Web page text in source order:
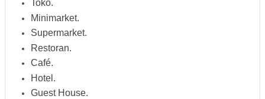
Toko.
Minimarket.
Supermarket.
Restoran.
Café.
Hotel.
Guest House.